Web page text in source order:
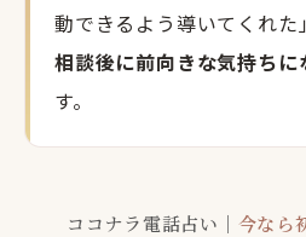
動できるよう導いてくれた
相談後に前向きな気持ちに
す。
ココナラ電話占い｜ 今なら